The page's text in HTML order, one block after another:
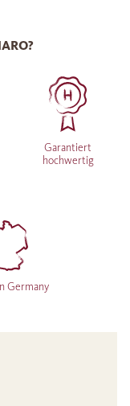
Garantiert
hochwertig
Germany